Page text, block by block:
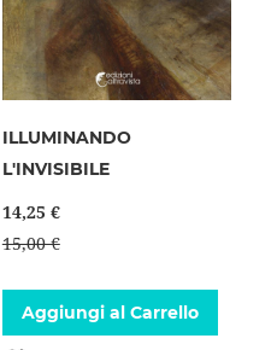
ILLUMINANDO
L'INVISIBILE
14,25 €
15,00 €
Aggiungi al Carrello